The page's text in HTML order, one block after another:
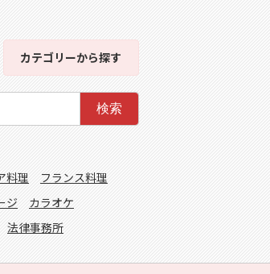
カテゴリーから探す
検索
料理
フランス料理
ジ
カラオケ
法律事務所